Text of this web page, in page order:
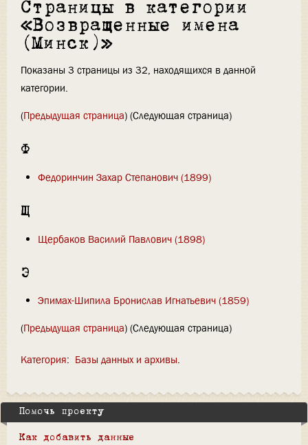
Страницы в категории
«Возвращенные имена
(Минск)»
Показаны 3 страницы из 32, находящихся в данной
категории.
(Предыдущая страница) (Следующая страница)
Ф
Федоринчин Захар Степанович (1899)
Щ
Щербаков Василий Павлович (1898)
Э
Эпимах-Шипила Бронислав Игнатьевич (1859)
(Предыдущая страница) (Следующая страница)
Категория: Базы данных и архивы
Помочь проекту
Как добавить данные